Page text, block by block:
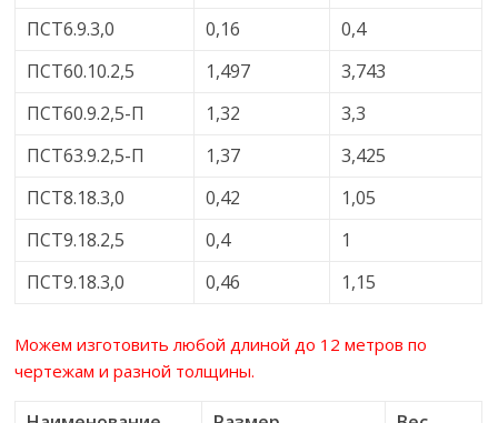
ПСТ6.9.3,0
0,16
0,4
ПСТ60.10.2,5
1,497
3,743
ПСТ60.9.2,5-П
1,32
3,3
ПСТ63.9.2,5-П
1,37
3,425
ПСТ8.18.3,0
0,42
1,05
ПСТ9.18.2,5
0,4
1
ПСТ9.18.3,0
0,46 1,15
Можем изготовить любой длиной до 12 метров по
чертежам и разной толщины.